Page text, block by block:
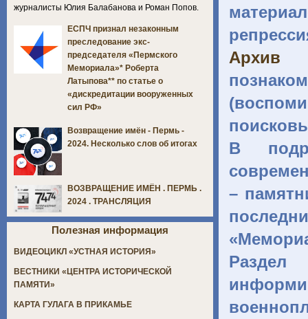
Архив
В
–
журналисты Юлия Балабанова и Роман Попов.
ЕСПЧ признал незаконным
преследование экс-
председателя «Пермского
Мемориала»* Роберта
Латыпова** по статье о
«дискредитации вооруженных
сил РФ»
Возвращение имён - Пермь -
2024. Несколько слов об итогах
ВОЗВРАЩЕНИЕ ИМЁН . ПЕРМЬ .
2024 . ТРАНСЛЯЦИЯ
Полезная информация
ВИДЕОЦИКЛ «УСТНАЯ ИСТОРИЯ»
ВЕСТНИКИ «ЦЕНТРА ИСТОРИЧЕСКОЙ
ПАМЯТИ»
КАРТА ГУЛАГА В ПРИКАМЬЕ